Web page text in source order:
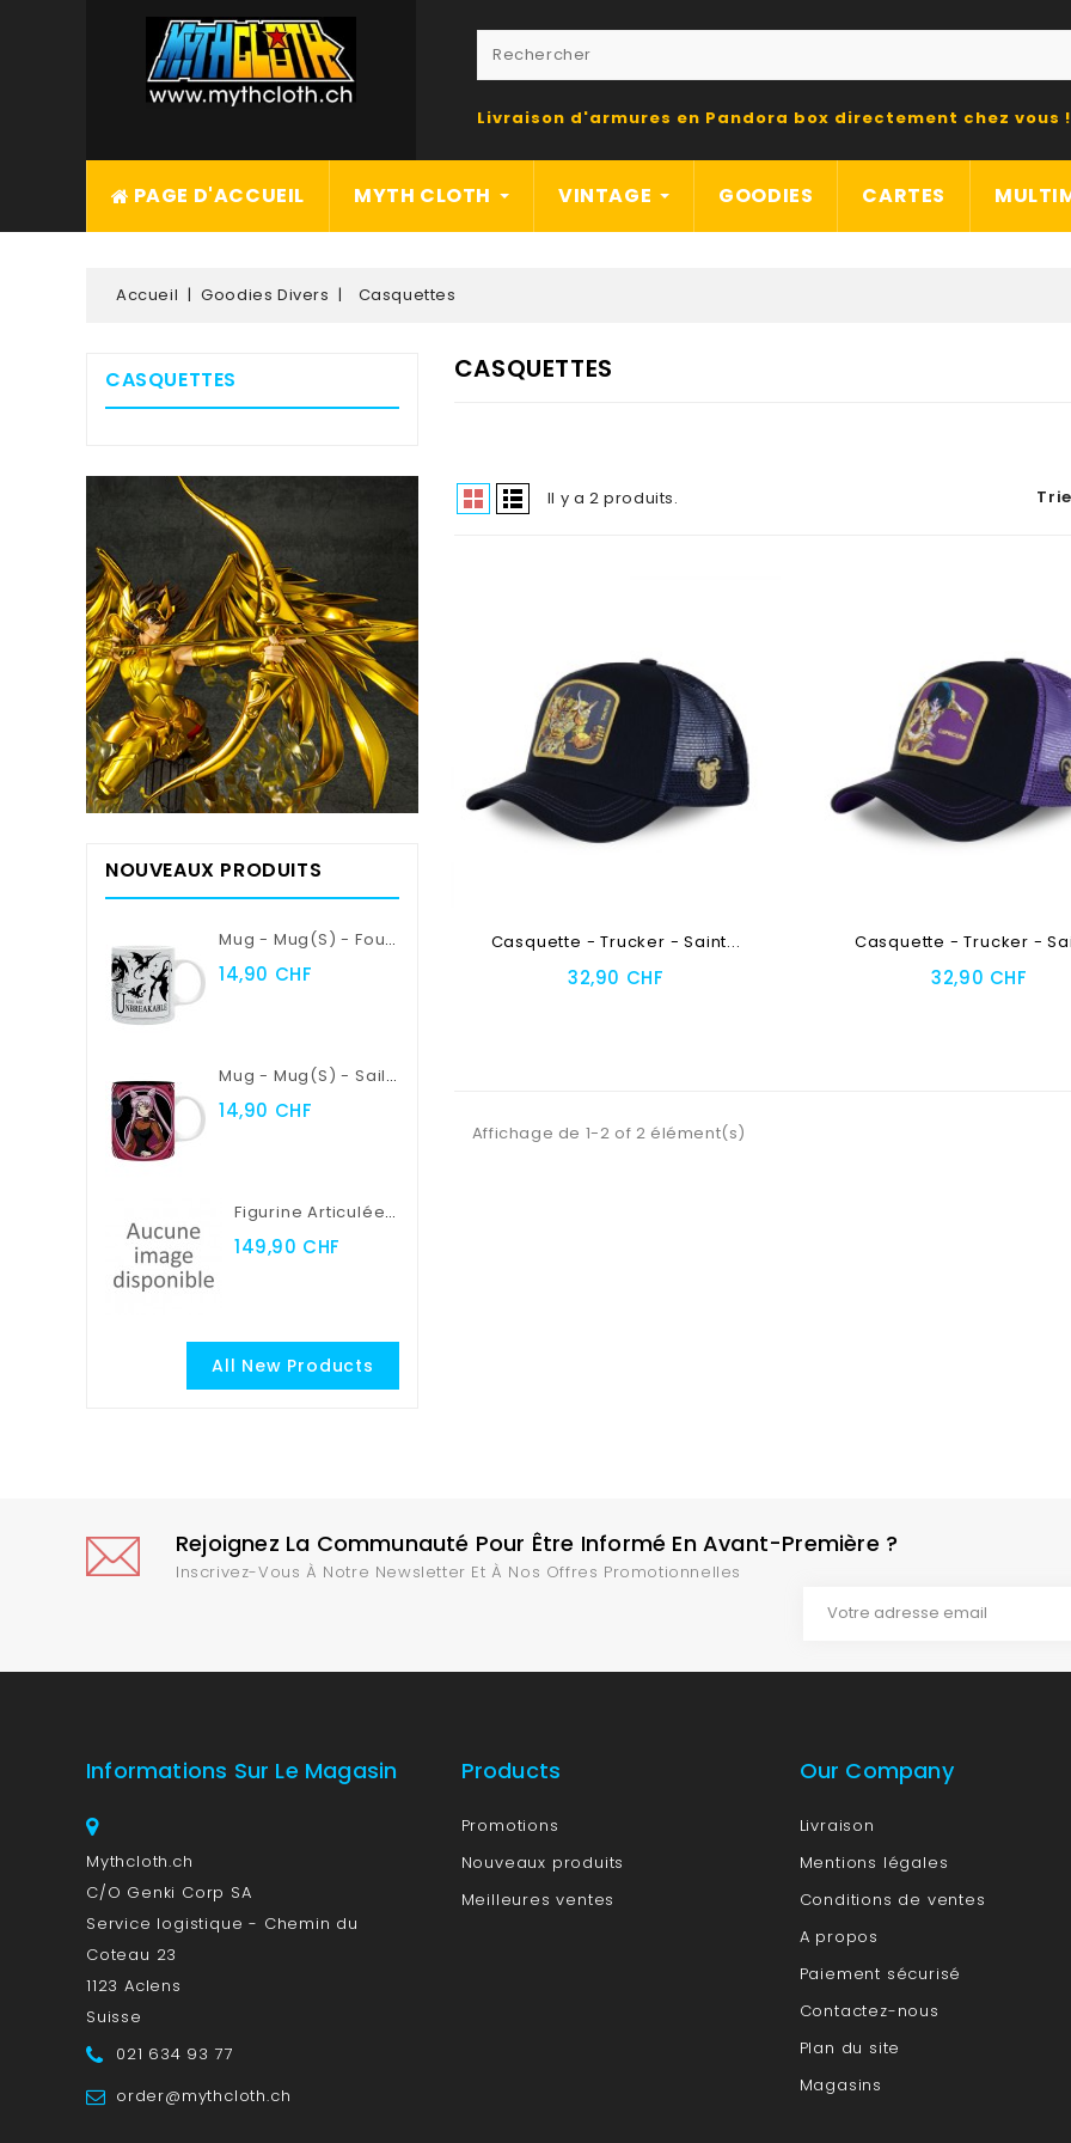
Livraison d'armures en Pandora box directement chez vous !
PAGE D'ACCUEIL MYTH CLOTH VINTAGE GOODIES CARTES
Accueil Goodies Divers Casquettes
CASQUETTES
NOUVEAUX PRODUITS
Mug - Mug(s) - Fourth Wing - Violent Little Thing
14,90 CHF
Mug - Mug(s) - Sailor Moon - Sailor Moon Vs Black Lady
14,90 CHF
Figurine Articulée - Myth Cloth EX - Saint Seiya - Seiya De Pégase
149,90 CHF
All New Products
CASQUETTES
Il y a 2 produits.
Casquette - Trucker - Saint...
32,90 CHF
Casquette - Trucker -
32,90 CHF
Affichage de 1-2 of 2 élément(s)
Rejoignez La Communauté Pour Être Informé En Avant-Première ?
Inscrivez-Vous À Notre Newsletter Et À Nos Offres Promotionnelles
Informations Sur Le Magasin
Mythcloth.ch
C/O Genki Corp SA
Service logistique - Chemin du
Coteau 23
1123 Aclens
Suisse
021 634 93 77
order@mythcloth.ch
Products
Promotions
Nouveaux produits
Meilleures ventes
Our Company
Livraison
Mentions légales
Conditions de ventes
A propos
Paiement sécurisé
Contactez-nous
Plan du site
Magasins